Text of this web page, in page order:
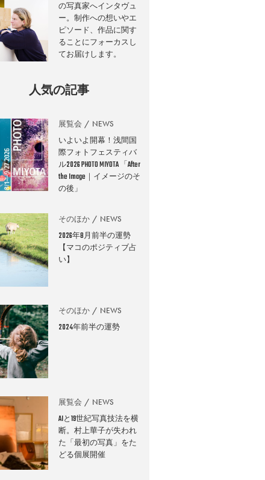
の写真家へインタヴュ
ー。制作への想いやエ
ピソード、作品に関す
ることにフォーカスし
てお届けします。
人気の記事
展覧会 NEWS
いよいよ開幕！浅間国
際フォトフェスティバ
ル2026 PHOTO MIYOTA 「After
the Image｜イメージのそ
の後」
そのほか NEWS
2026年8月前半の運勢
【マコのポジティブ占
い】
そのほか NEWS
2024年前半の運勢
展覧会 NEWS
AIと19世紀写真技法を横
断。村上華子が失われ
た「最初の写真」をた
どる個展開催